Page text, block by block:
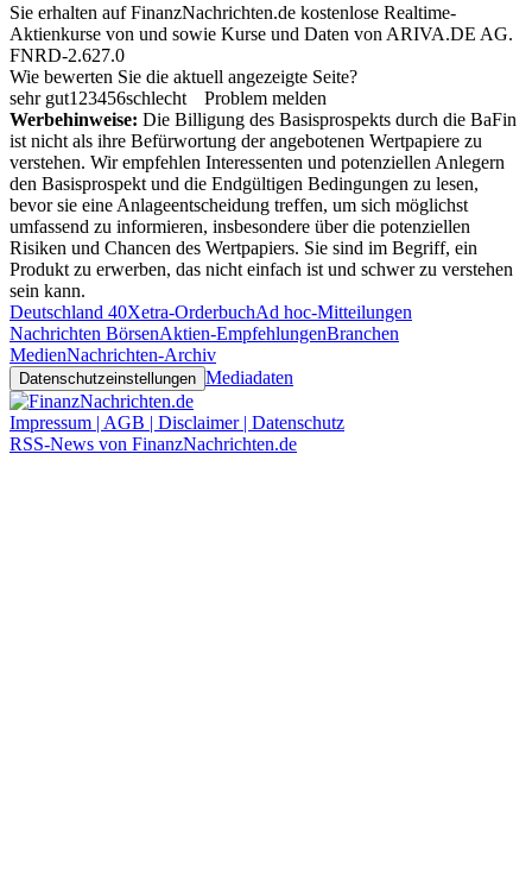
Sie erhalten auf FinanzNachrichten.de kostenlose Realtime-
Aktienkurse von und sowie Kurse und Daten von ARIVA.DE AG.
FNRD-2.627.0
Wie bewerten Sie die aktuell angezeigte Seite?
sehr gut1 23456schlecht
Problem melden
Werbehinweise: Die Billigung des Basisprospekts durch die BaFin
ist nicht als ihre Befürwortung der angebotenen Wertpapiere zu
verstehen. Wir empfehlen Interessenten und potenziellen Anlegern
den Basisprospekt und die Endgültigen Bedingungen zu lesen,
bevor sie eine Anlageentscheidung treffen, um sich möglichst
umfassend zu informieren, insbesondere über die potenziellen
Risiken und Chancen des Wertpapiers. Sie sind im Begriff, ein
Produkt zu erwerben, das nicht einfach ist und schwer zu verstehen
sein kann.
Deutschland 40Xetra-OrderbuchAd hoc-Mitteilungen
Nachrichten BörsenAktien-EmpfehlungenBranchen
MedienNachrichten-Archiv
Datenschutzeinstellungen Mediadaten
Impressum | AGB | Disclaimer | Datenschutz
RSS-News von FinanzNachrichten.de